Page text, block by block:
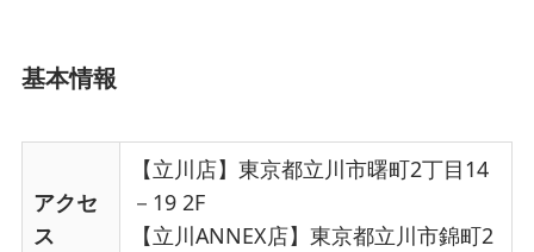
基本情報
アクセ
ス
【立川店】東京都立川市曙町2丁目14
－19 2F
【立川ANNEX店】東京都立川市錦町2